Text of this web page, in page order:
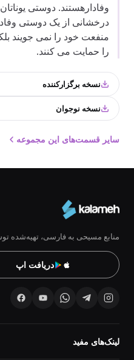
وفادارهستند. دوستی
درخشانی از یک دوستی
منفعت خود را نمی جویند
را حمایت می کنند.
نسخه برگزارکننده
نسخه نوجوان
سایر قسمت‌های این مجموعه
منابع مسیحی به فارسی، تهیه‌شده
دریافت اپ
لینک‌های مفید